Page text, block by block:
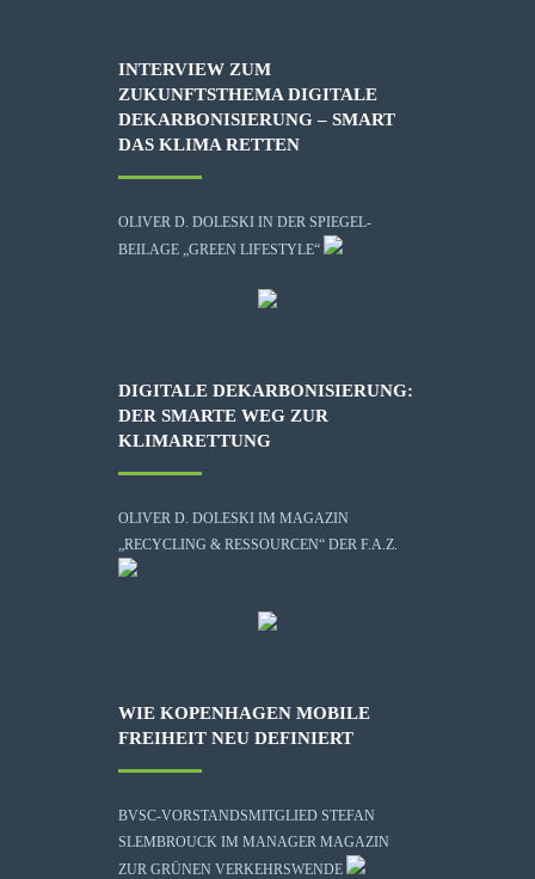
INTERVIEW ZUM
ZUKUNFTSTHEMA DIGITALE
DEKARBONISIERUNG – SMART
DAS KLIMA RETTEN
OLIVER D. DOLESKI IN DER SPIEGEL-
BEILAGE „GREEN LIFESTYLE“
DIGITALE DEKARBONISIERUNG:
DER SMARTE WEG ZUR
KLIMARETTUNG
OLIVER D. DOLESKI IM MAGAZIN
„RECYCLING & RESSOURCEN“ DER F.A.Z.
WIE KOPENHAGEN MOBILE
FREIHEIT NEU DEFINIERT
BVSC-VORSTANDSMITGLIED STEFAN
SLEMBROUCK IM MANAGER MAGAZIN
ZUR GRÜNEN VERKEHRSWENDE